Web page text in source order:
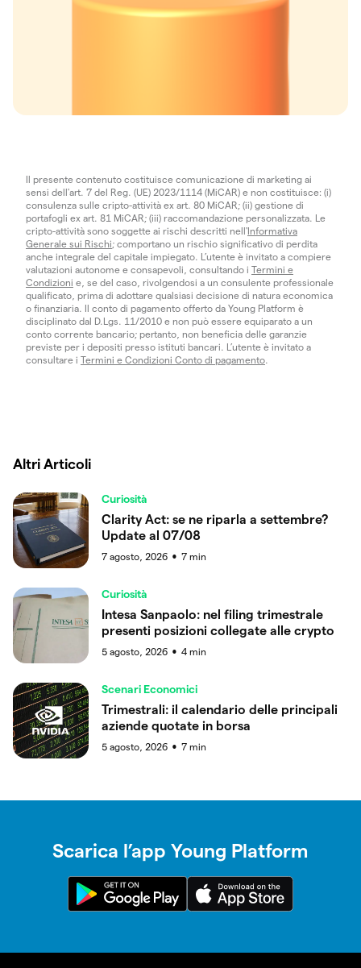
Il presente contenuto costituisce comunicazione di marketing ai
sensi dell'art. 7 del Reg. (UE) 2023/1114 (MiCAR) e non costituisce: (i)
consulenza sulle cripto-attività ex art. 80 MiCAR; (ii) gestione di
portafogli ex art. 81 MiCAR; (iii) raccomandazione personalizzata. Le
cripto-attività sono soggette ai rischi descritti nell'Informativa
Generale sui Rischi; comportano un rischio significativo di perdita
anche integrale del capitale impiegato. L’utente è invitato a compiere
valutazioni autonome e consapevoli, consultando i Termini e
Condizioni e, se del caso, rivolgendosi a un consulente professionale
qualificato, prima di adottare qualsiasi decisione di natura economica
o finanziaria. Il conto di pagamento offerto da Young Platform è
disciplinato dal D.Lgs. 11/2010 e non può essere equiparato a un
conto corrente bancario; pertanto, non beneficia delle garanzie
previste per i depositi presso istituti bancari. L’utente è invitato a
consultare i Termini e Condizioni Conto di pagamento.
Altri Articoli
Curiosità
Clarity Act: se ne riparla a settembre?
Update al 07/08
7 agosto, 2026 ● 7 min
Curiosità
Intesa Sanpaolo: nel filing trimestrale
presenti posizioni collegate alle crypto
5 agosto, 2026 ● 4 min
Scenari Economici
Trimestrali: il calendario delle principali
aziende quotate in borsa
5 agosto, 2026 ● 7 min
Scarica l’app Young Platform